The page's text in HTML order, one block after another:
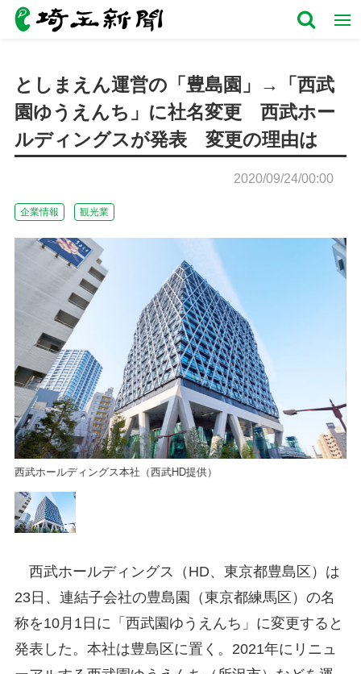
としまえん運営の「豊島園」→「西武
園ゆうえんち」に社名変更 西武ホー
ルディングスが発表 変更の理由は
2020/09/24/00:00
企業情報 観光業
西武ホールディングス本社（西武HD提供）
西武ホールディングス（HD、東京都豊島区）は
23日、連結子会社の豊島園（東京都練馬区）の名
称を10月1日に「西武園ゆうえんち」に変更すると
発表した。本社は豊島区に置く。2021年にリニュ